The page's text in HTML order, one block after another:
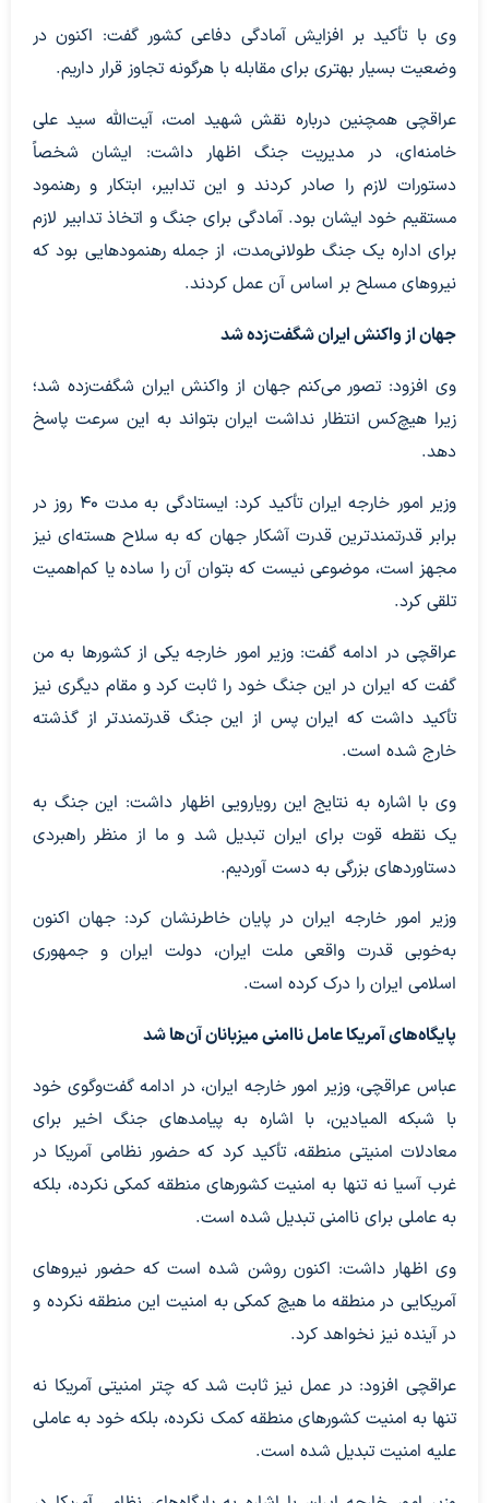
وی با تأکید بر افزایش آمادگی دفاعی کشور گفت: اکنون در
وضعیت بسیار بهتری برای مقابله با هرگونه تجاوز قرار داریم.
عراقچی همچنین درباره نقش شهید امت، آیت‌الله سید علی
خامنه‌ای، در مدیریت جنگ اظهار داشت: ایشان شخصاً
دستورات لازم را صادر کردند و این تدابیر، ابتکار و رهنمود
مستقیم خود ایشان بود. آمادگی برای جنگ و اتخاذ تدابیر لازم
برای اداره یک جنگ طولانی‌مدت، از جمله رهنمودهایی بود که
نیروهای مسلح بر اساس آن عمل کردند.
جهان از واکنش ایران شگفت‌زده شد
وی افزود: تصور می‌کنم جهان از واکنش ایران شگفت‌زده شد؛
زیرا هیچ‌کس انتظار نداشت ایران بتواند به این سرعت پاسخ
دهد.
وزیر امور خارجه ایران تأکید کرد: ایستادگی به مدت ۴۰ روز در
برابر قدرتمندترین قدرت آشکار جهان که به سلاح هسته‌ای نیز
مجهز است، موضوعی نیست که بتوان آن را ساده یا کم‌اهمیت
تلقی کرد.
عراقچی در ادامه گفت: وزیر امور خارجه یکی از کشورها به من
گفت که ایران در این جنگ خود را ثابت کرد و مقام دیگری نیز
تأکید داشت که ایران پس از این جنگ قدرتمندتر از گذشته
خارج شده است.
وی با اشاره به نتایج این رویارویی اظهار داشت: این جنگ به
یک نقطه قوت برای ایران تبدیل شد و ما از منظر راهبردی
دستاوردهای بزرگی به دست آوردیم.
وزیر امور خارجه ایران در پایان خاطرنشان کرد: جهان اکنون
به‌خوبی قدرت واقعی ملت ایران، دولت ایران و جمهوری
اسلامی ایران را درک کرده است.
پایگاه‌های آمریکا عامل ناامنی میزبانان آن‌ها شد
عباس عراقچی، وزیر امور خارجه ایران، در ادامه گفت‌وگوی خود
با شبکه المیادین، با اشاره به پیامدهای جنگ اخیر برای
معادلات امنیتی منطقه، تأکید کرد که حضور نظامی آمریکا در
غرب آسیا نه تنها به امنیت کشورهای منطقه کمکی نکرده، بلکه
به عاملی برای ناامنی تبدیل شده است.
وی اظهار داشت: اکنون روشن شده است که حضور نیروهای
آمریکایی در منطقه ما هیچ کمکی به امنیت این منطقه نکرده و
در آینده نیز نخواهد کرد.
عراقچی افزود: در عمل نیز ثابت شد که چتر امنیتی آمریکا نه
تنها به امنیت کشورهای منطقه کمک نکرده، بلکه خود به عاملی
علیه امنیت تبدیل شده است.